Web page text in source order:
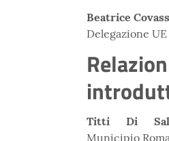
Beatrice
Delegazione
Titti Di
Municipio